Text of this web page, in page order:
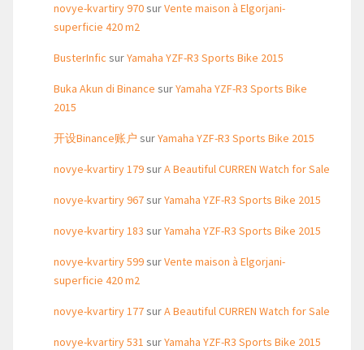
novye-kvartiry 970surVente maison à Elgorjani-
superficie 420 m2
BusterInfic surYamaha YZF-R3 Sports Bike 2015
Buka Akun di Binance surYamaha YZF-R3 Sports Bike
2015
开设Binance账户 surYamaha YZF-R3 Sports Bike 2015
novye-kvartiry 179surA Beautiful CURREN Watch for Sale
novye-kvartiry 967surYamaha YZF-R3 Sports Bike 2015
novye-kvartiry 183 surYamaha YZF-R3 Sports Bike 2015
novye-kvartiry 599surVente maison à Elgorjani-
superficie 420 m2
novye-kvartiry 177surA Beautiful CURREN Watch for Sale
novye-kvartiry 531 surYamaha YZF-R3 Sports Bike 2015